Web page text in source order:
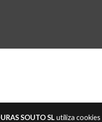
SOUTO SL utiliza